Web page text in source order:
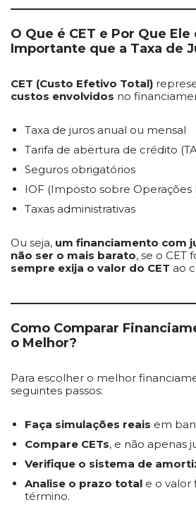
O Que é CET e Por Que Ele
Importante que a Taxa de
CET (Custo Efetivo Total)
custos envolvidos no
Taxa de juros anual ou mensal
Tarifa de abertura de crédito
Seguros obrigatórios
IOF (Imposto sobre Operações
Taxas administrativas
Ou seja, um financiamento com
não ser o mais barato, se o CET
sempre exija o valor do CET ao
Como Comparar
o Melhor?
Para escolher o melhor
seguintes passos:
Faça simulações reais em
Compare CETs, e não apenas
Verifique o sistema de
Analise o prazo total e o valor
término.